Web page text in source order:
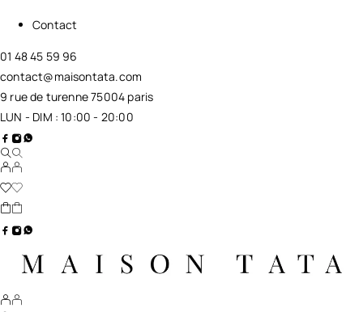
Contact
01 48 45 59 96
contact@maisontata.com
9 rue de turenne 75004 paris
LUN - DIM : 10:00 - 20:00